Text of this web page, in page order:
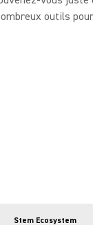
outils
Stem Ecosystem